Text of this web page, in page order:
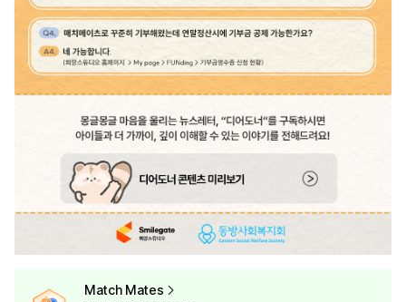
Match Mates